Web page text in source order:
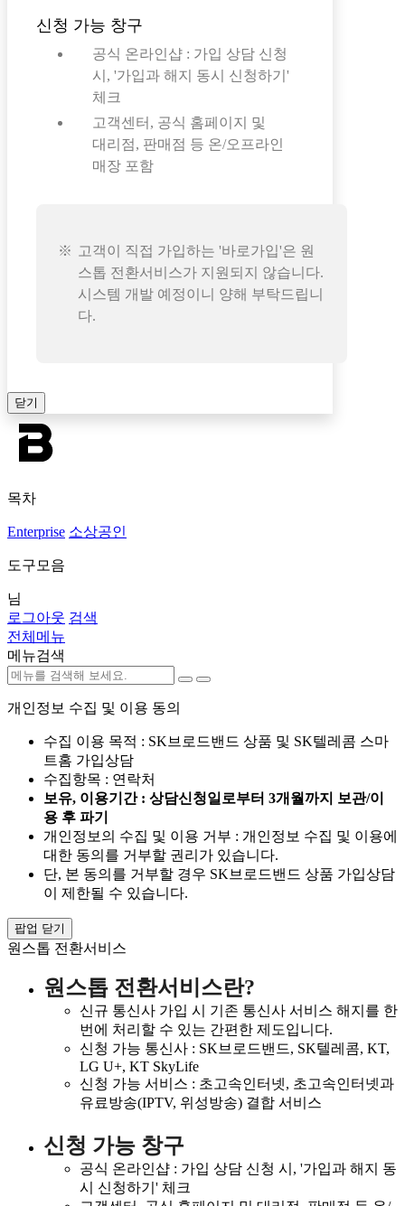
신청 가능 창구
공식 온라인샵 : 가입 상담 신청
시, '가입과 해지 동시 신청하기'
체크
고객센터, 공식 홈페이지 및
대리점, 판매점 등 온/오프라인
매장 포함
고객이 직접 가입하는 '바로가입'은 원
스톱 전환서비스가 지원되지 않습니다.
시스템 개발 예정이니 양해 부탁드립니
다.
닫기
목차
Enterprise 소상공인
도구모음
님
로그아웃 검색
전체메뉴
메뉴검색
개인정보 수집 및 이용 동의
수집 이용 목적 : SK브로드밴드 상품 및 SK텔레콤 스마
트홈 가입상담
수집항목 : 연락처
보유, 이용기간 : 상담신청일로부터 3개월까지 보관/이
용 후 파기
개인정보의 수집 및 이용 거부 : 개인정보 수집 및 이용에
대한 동의를 거부할 권리가 있습니다.
단, 본 동의를 거부할 경우 SK브로드밴드 상품 가입상담
이 제한될 수 있습니다.
팝업 닫기
원스톱 전환서비스
원스톱 전환서비스란?
신규 통신사 가입 시 기존 통신사 서비스 해지를 한
번에 처리할 수 있는 간편한 제도입니다.
신청 가능 통신사 : SK브로드밴드, SK텔레콤, KT,
LG U+, KT SkyLife
신청 가능 서비스 : 초고속인터넷, 초고속인터넷과
유료방송(IPTV, 위성방송) 결합 서비스
신청 가능 창구
공식 온라인샵 : 가입 상담 신청 시, '가입과 해지 동
시 신청하기' 체크